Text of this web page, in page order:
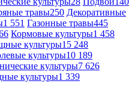
травы250 Декоративные
1 551 Газонные травы445
Кормовые культуры1 458
культуры15 248
культуры10 189
культуры7 626
культуры1 339